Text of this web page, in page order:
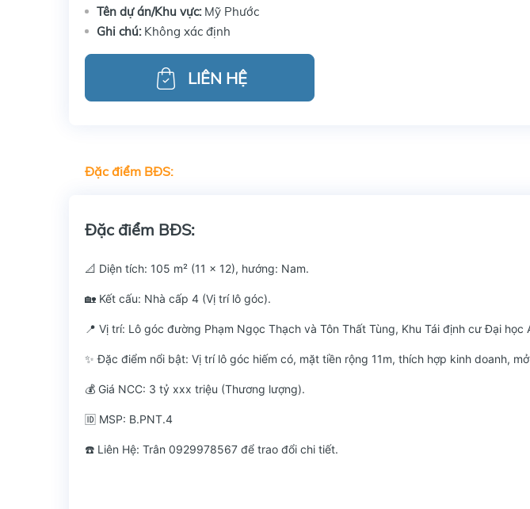
Tên dự án/Khu vực: Mỹ Phước
Ghi chú: Không xác định
LIÊN HỆ
Đặc điểm BĐS:
Đặc điểm BĐS:
📐 Diện tích: 105 m² (11 x 12), hướng: Nam.
🏡 Kết cấu: Nhà cấp 4 (Vị trí lô góc).
📍 Vị trí: Lô góc đường Phạm Ngọc Thạch và Tôn Thất Tùng, Khu Tái định cư Đại học
✨ Đặc điểm nổi bật: Vị trí lô góc hiếm có, mặt tiền rộng 11m, thích hợp kinh doanh,
💰 Giá NCC: 3 tỷ xxx triệu (Thương lượng).
🆔 MSP: B.PNT.4
☎️ Liên Hệ: Trân 0929978567 để trao đổi chi tiết.